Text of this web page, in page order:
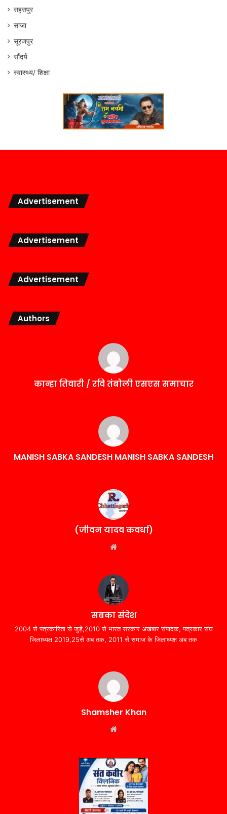
सहसपुर
साजा
सूरजपुर
सौंदर्य
स्वास्थ्य/ शिक्षा
Advertisement
Advertisement
Advertisement
Authors
कान्हा तिवारी / रवि तंबोली एसएस समाचार
MANISH SABKA SANDESH MANISH SABKA SANDESH
(जीवन यादव कवर्धा)
सबका संदेश
2004 से पत्रकारिता से जुड़े,2010 से भारत सरकार अखबार संपादक, पत्रकार संघ
जिलाध्यक्ष 2019,25से अब तक, 2011 से समाज के जिलाध्यक्ष अब तक
Shamsher Khan